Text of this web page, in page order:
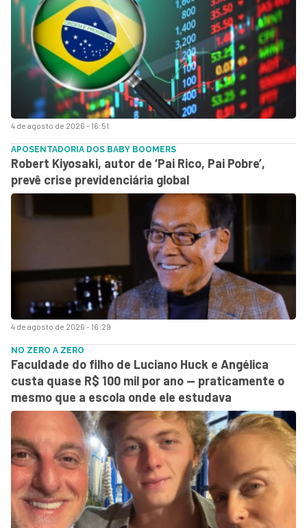
4 de agosto de 2026 - 16:51
4 de agosto de 2026 - 16:29
APOSENTADORIA DOS BABY BOOMERS
Robert Kiyosaki, autor de ‘Pai Rico, Pai Pobre’,
prevê crise previdenciária global
NO ZERO A ZERO
Faculdade do filho de Luciano Huck e Angélica
custa quase R$ 100 mil por ano — praticamente o
mesmo que a escola onde ele estudava